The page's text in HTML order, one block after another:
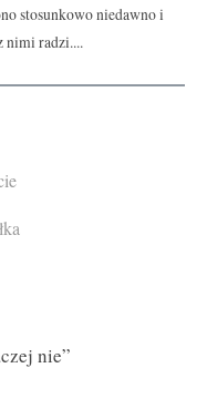
stosunkowo niedawno i
nimi radzi....
nie”